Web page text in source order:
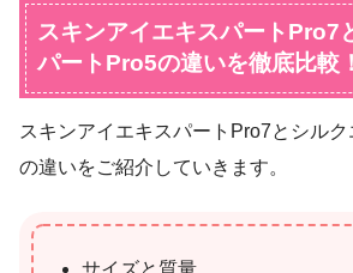
スキンアイエキスパートPro7
パートPro5の違いを徹底比較！
スキンアイエキスパートPro7とシル
の違いをご紹介していきます。